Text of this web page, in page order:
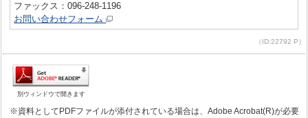
ファックス：096-248-1196
お問い合わせフォーム
（ID:22792 P）
別ウィンドウで開きます
※資料としてPDFファイルが添付されている場合は、Adobe Acrobat(R)が必要